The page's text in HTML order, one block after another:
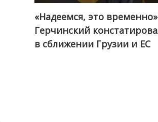
«Надеемся, это
Герчинский
в сближении Грузии и ЕС